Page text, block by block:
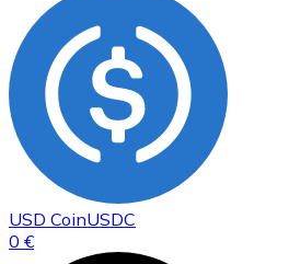
USD CoinUSDC
0 €